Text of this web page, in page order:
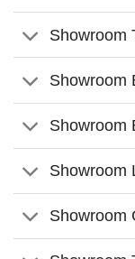
Showroom
Showroom
Showroom
Showroom
Showroom